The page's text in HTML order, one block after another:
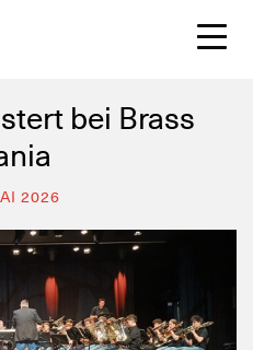
bei Brass
2026